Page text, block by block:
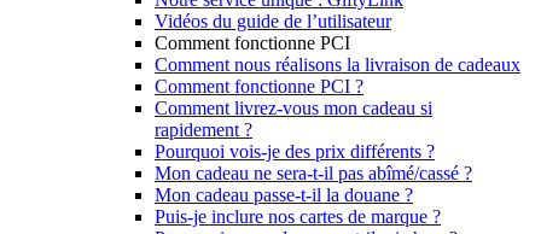
Vidéos du guide de l’utilisateur
Comment fonctionne PCI
Comment nous réalisons la livraison de cadeaux
Comment fonctionne PCI ?
Comment livrez-vous mon cadeau si
rapidement ?
Pourquoi vois-je des prix différents ?
Mon cadeau ne sera-t-il pas abîmé/cassé ?
Mon cadeau passe-t-il la douane ?
Puis-je inclure nos cartes de marque ?